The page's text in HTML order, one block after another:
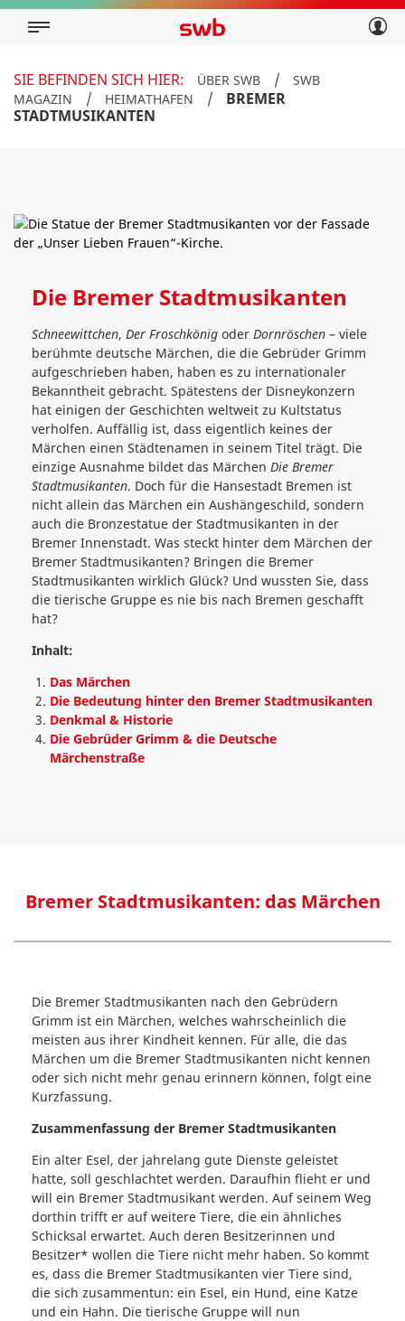
Privatkunden
Über swb
SIE BEFINDEN SICH HIER: ÜBER SWB /
SWB
MAGAZIN
/ HEIMATHAFEN /
BREMER
STADTMUSIKANTEN
Die Bremer Stadtmusikanten
Schneewittchen, Der Froschkönig oder Dornröschen – viele
berühmte deutsche Märchen, die die Gebrüder Grimm
aufgeschrieben haben, haben es zu internationaler
Bekanntheit gebracht. Spätestens der Disneykonzern
hat einigen der Geschichten weltweit zu Kultstatus
verholfen. Auffällig ist, dass eigentlich keines der
Märchen einen Städtenamen in seinem Titel trägt. Die
einzige Ausnahme bildet das Märchen Die Bremer
Stadtmusikanten. Doch für die Hansestadt Bremen ist
nicht allein das Märchen ein Aushängeschild, sondern
auch die Bronzestatue der Stadtmusikanten in der
Bremer Innenstadt. Was steckt hinter dem Märchen der
Bremer Stadtmusikanten? Bringen die Bremer
Stadtmusikanten wirklich Glück? Und wussten Sie, dass
die tierische Gruppe es nie bis nach Bremen geschafft
hat?
Inhalt:
Das Märchen
Die Bedeutung hinter den Bremer Stadtmusikanten
Denkmal & Historie
Die Gebrüder Grimm & die Deutsche
Märchenstraße
Bremer Stadtmusikanten: das Märchen
Die Bremer Stadtmusikanten nach den Gebrüdern
Grimm ist ein Märchen, welches wahrscheinlich die
meisten aus ihrer Kindheit kennen. Für alle, die das
Märchen um die Bremer Stadtmusikanten nicht kennen
oder sich nicht mehr genau erinnern können, folgt eine
Kurzfassung.
Zusammenfassung der Bremer Stadtmusikanten
Ein alter Esel, der jahrelang gute Dienste geleistet
hatte, soll geschlachtet werden. Daraufhin flieht er und
will ein Bremer Stadtmusikant werden. Auf seinem Weg
dorthin trifft er auf weitere Tiere, die ein ähnliches
Schicksal erwartet. Auch deren Besitzerinnen und
Besitzer* wollen die Tiere nicht mehr haben. So kommt
es, dass die Bremer Stadtmusikanten vier Tiere sind,
die sich zusammentun: ein Esel, ein Hund, eine Katze
und ein Hahn. Die tierische Gruppe will nun